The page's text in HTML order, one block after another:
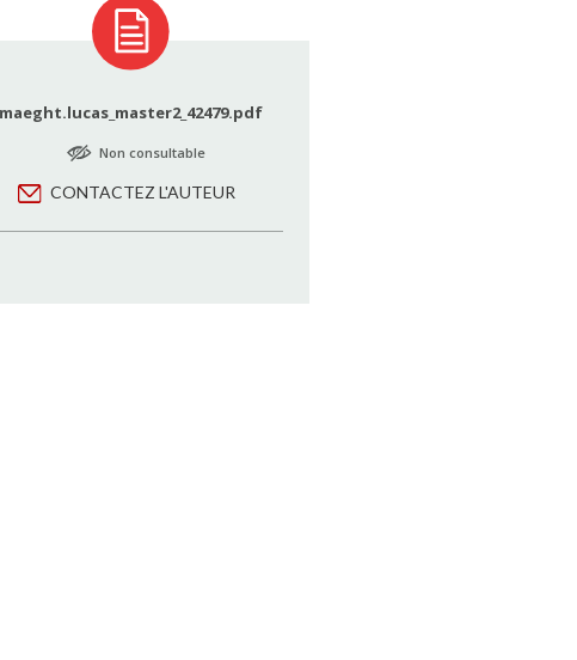
maeght.lucas_master2_42479.pdf
Non consultable
CONTACTEZ L'AUTEUR